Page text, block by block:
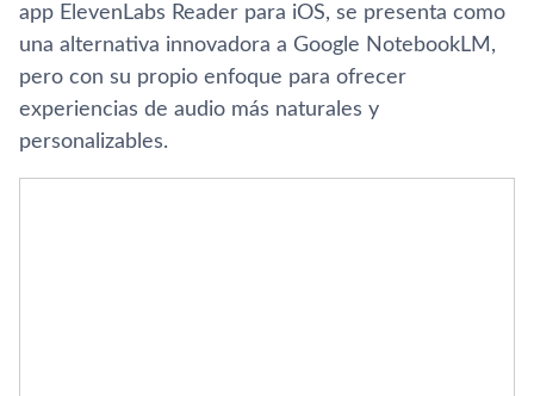
app ElevenLabs Reader para iOS, se presenta como
una alternativa innovadora a Google NotebookLM,
pero con su propio enfoque para ofrecer
experiencias de audio más naturales y
personalizables.